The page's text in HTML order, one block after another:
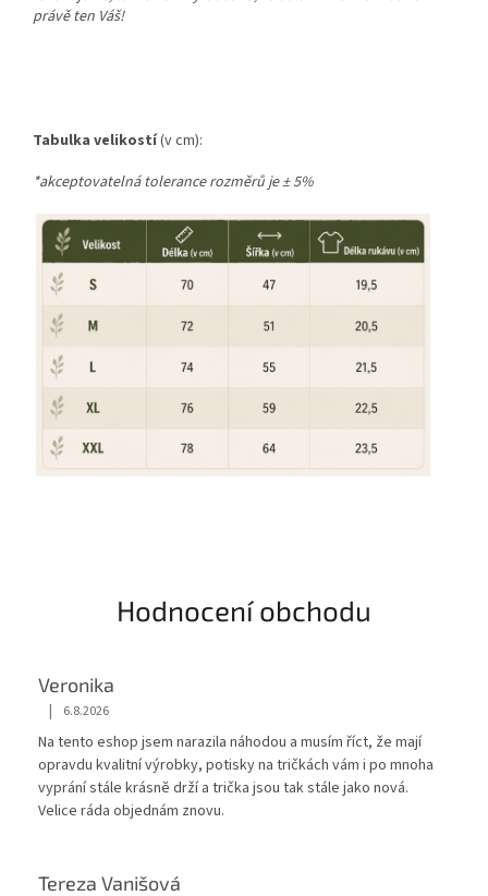
právě ten Váš!
Tabulka velikostí(v cm):
*akceptovatelná tolerance rozměrů je±5%
Hodnocení obchodu
Veronika
Hodnocení obchodu je 5 z 5 hvězdiček.
| 6.8.2026
Na tento eshop jsem narazila náhodou a musím říct, že mají
opravdu kvalitní výrobky, potisky na tričkách vám i po mnoha
vyprání stále krásnĕ drží a trička jsou tak stále jako nová.
Velice ráda objednám znovu.
Tereza Vanišová